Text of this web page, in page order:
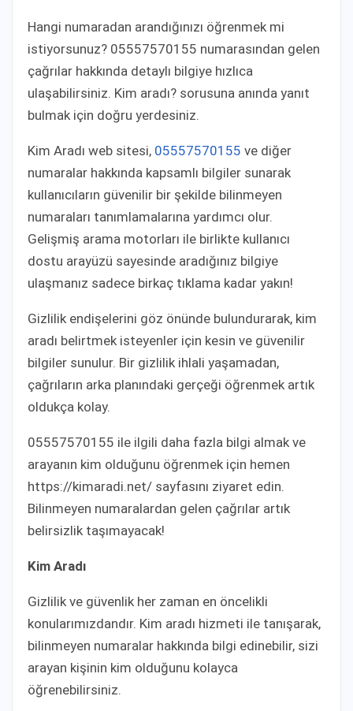
Hangi numaradan arandığınızı öğrenmek mi
istiyorsunuz? 05557570155 numarasından gelen
çağrılar hakkında detaylı bilgiye hızlıca
ulaşabilirsiniz. Kim aradı? sorusuna anında yanıt
bulmak için doğru yerdesiniz.
Kim Aradı web sitesi, 05557570155 ve diğer
numaralar hakkında kapsamlı bilgiler sunarak
kullanıcıların güvenilir bir şekilde bilinmeyen
numaraları tanımlamalarına yardımcı olur.
Gelişmiş arama motorları ile birlikte kullanıcı
dostu arayüzü sayesinde aradığınız bilgiye
ulaşmanız sadece birkaç tıklama kadar yakın!
Gizlilik endişelerini göz önünde bulundurarak, kim
aradı belirtmek isteyenler için kesin ve güvenilir
bilgiler sunulur. Bir gizlilik ihlali yaşamadan,
çağrıların arka planındaki gerçeği öğrenmek artık
oldukça kolay.
05557570155 ile ilgili daha fazla bilgi almak ve
arayanın kim olduğunu öğrenmek için hemen
https://kimaradi.net/ sayfasını ziyaret edin.
Bilinmeyen numaralardan gelen çağrılar artık
belirsizlik taşımayacak!
Kim Aradı
Gizlilik ve güvenlik her zaman en öncelikli
konularımızdandır. Kim aradı hizmeti ile tanışarak,
bilinmeyen numaralar hakkında bilgi edinebilir, sizi
arayan kişinin kim olduğunu kolayca
öğrenebilirsiniz.